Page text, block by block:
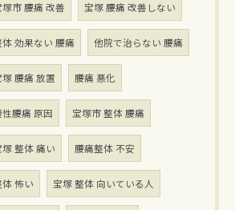
塚市 腰痛 改善 宝塚 腰痛 改善しない
体 効果ない 腰痛 他院で治らない 腰痛
塚 腰痛 放置 腰痛 悪化
性腰痛 原因 宝塚市 整体 腰痛
塚 整体 痛い 腰痛整体 不安
体 怖い 宝塚 整体 向いている人